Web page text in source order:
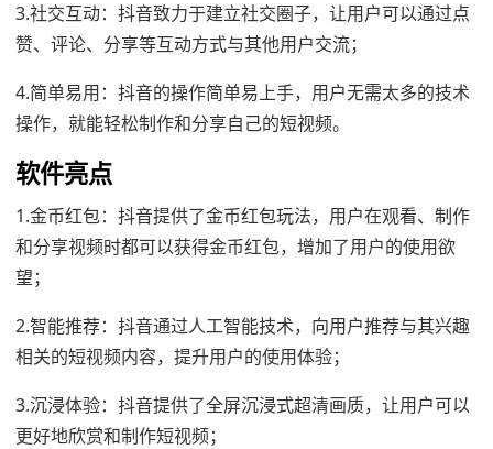
3.社交互动：抖音致力于建立社交圈子，让用户可以通过点
赞、评论、分享等互动方式与其他用户交流；
4.简单易用：抖音的操作简单易上手，用户无需太多的技术
操作，就能轻松制作和分享自己的短视频。
软件亮点
1.金币红包：抖音提供了金币红包玩法，用户在观看、制作
和分享视频时都可以获得金币红包，增加了用户的使用欲
望；
2.智能推荐：抖音通过人工智能技术，向用户推荐与其兴趣
相关的短视频内容，提升用户的使用体验；
3.沉浸体验：抖音提供了全屏沉浸式超清画质，让用户可以
更好地欣赏和制作短视频；